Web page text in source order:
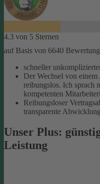
4.3 von 5 Sternen
auf Basis von 6640
schneller
Der Wechsel von
reibungslos. Ich sprach
kompetenten
Reibungsloser
transparente
Unser Plus:
Leistung